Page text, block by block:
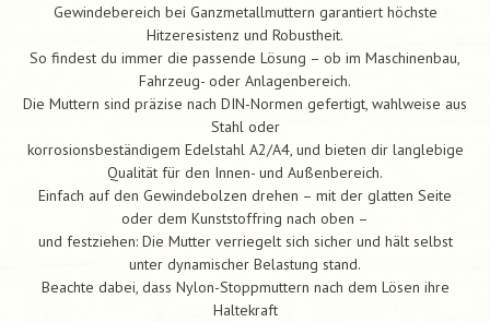
Gewindebereich bei Ganzmetallmuttern garantiert höchste
Hitzeresistenz und Robustheit.
So findest du immer die passende Lösung – ob im Maschinenbau,
Fahrzeug- oder Anlagenbereich.
Die Muttern sind präzise nach DIN-Normen gefertigt, wahlweise aus
Stahl oder
korrosionsbeständigem Edelstahl A2/A4, und bieten dir langlebige
Qualität für den Innen- und Außenbereich.
Einfach auf den Gewindebolzen drehen – mit der glatten Seite
oder dem Kunststoffring nach oben –
und festziehen: Die Mutter verriegelt sich sicher und hält selbst
unter dynamischer Belastung stand.
Beachte dabei, dass Nylon-Stoppmuttern nach dem Lösen ihre
Haltekraft